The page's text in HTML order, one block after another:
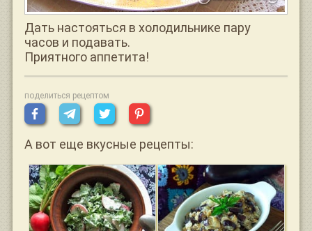
Дать настояться в холодильнике пару
часов и подавать.
Приятного аппетита!
поделиться рецептом
А вот еще вкусные рецепты: